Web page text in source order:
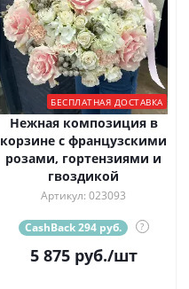
БЕСПЛАТНАЯ ДОСТАВКА
Нежная композиция в
корзине с французскими
розами, гортензиями и
гвоздикой
Артикул: 023093
CashBack 294 руб. ?
5 875руб./шт